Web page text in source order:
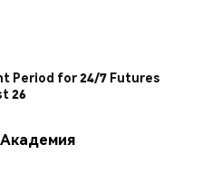
Period for 24/7 Futures
26